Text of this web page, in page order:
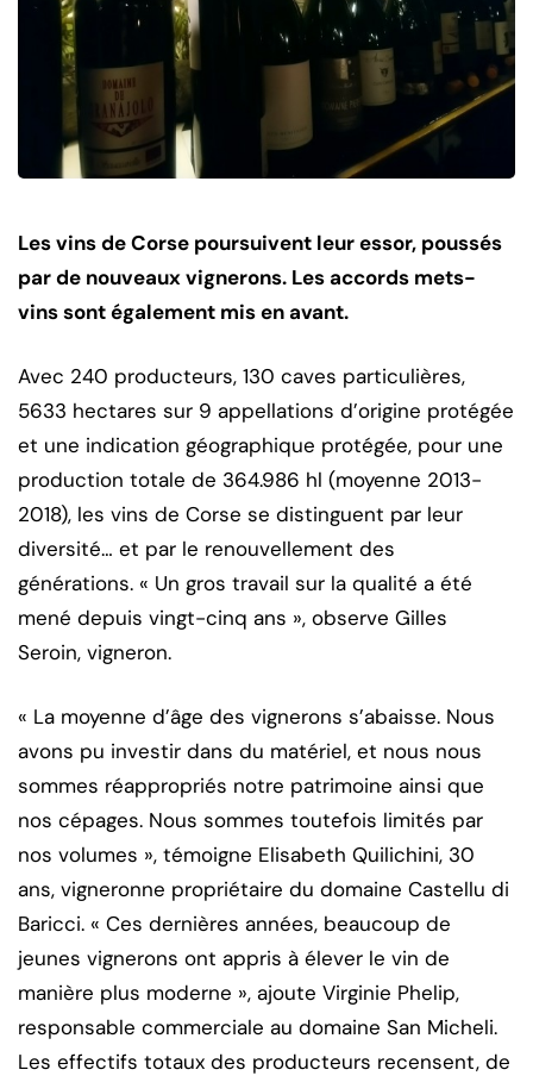
Les vins de Corse poursuivent leur essor, poussés
par de nouveaux vignerons. Les accords mets-
vins sont également mis en avant.
Avec 240 producteurs, 130 caves particulières,
5633 hectares sur 9 appellations d’origine protégée
et une indication géographique protégée, pour une
production totale de 364.986 hl (moyenne 2013-
2018), les vins de Corse se distinguent par leur
diversité… et par le renouvellement des
générations. « Un gros travail sur la qualité a été
mené depuis vingt-cinq ans », observe Gilles
Seroin, vigneron.
« La moyenne d’âge des vignerons s’abaisse. Nous
avons pu investir dans du matériel, et nous nous
sommes réappropriés notre patrimoine ainsi que
nos cépages. Nous sommes toutefois limités par
nos volumes », témoigne Elisabeth Quilichini, 30
ans, vigneronne propriétaire du domaine Castellu di
Baricci. « Ces dernières années, beaucoup de
jeunes vignerons ont appris à élever le vin de
manière plus moderne », ajoute Virginie Phelip,
responsable commerciale au domaine San Micheli.
Les effectifs totaux des producteurs recensent, de